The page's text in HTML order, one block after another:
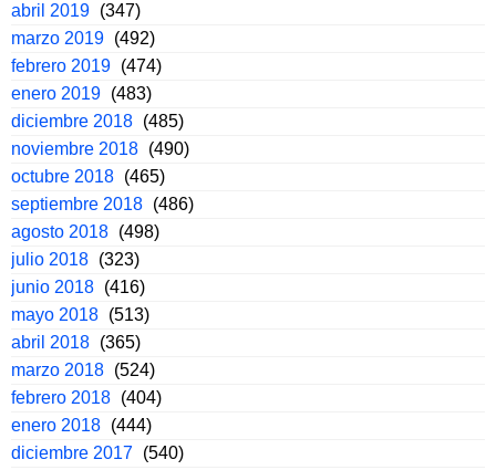
abril 2019 (347)
marzo 2019 (492)
febrero 2019 (474)
enero 2019 (483)
diciembre 2018 (485)
noviembre 2018 (490)
octubre 2018 (465)
septiembre 2018 (486)
agosto 2018 (498)
julio 2018 (323)
junio 2018 (416)
mayo 2018 (513)
abril 2018 (365)
marzo 2018 (524)
febrero 2018 (404)
enero 2018 (444)
diciembre 2017 (540)